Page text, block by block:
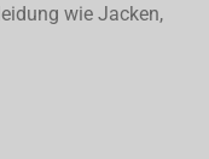
wie Jacken,